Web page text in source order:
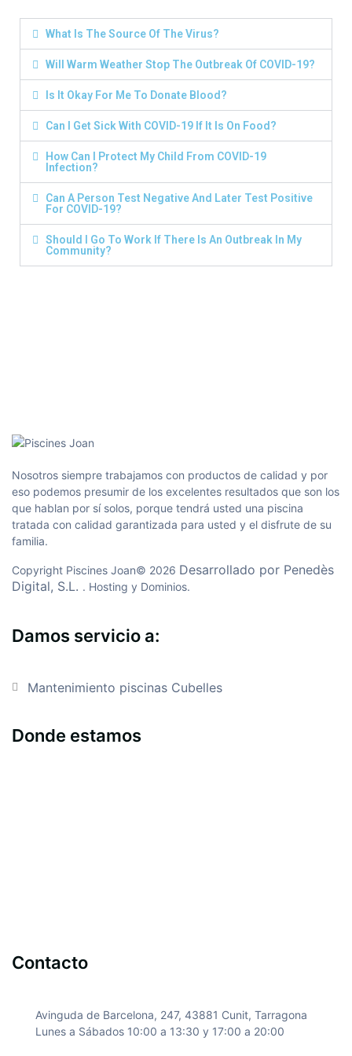
What Is The Source Of The Virus?
Will Warm Weather Stop The Outbreak Of COVID-19?
Is It Okay For Me To Donate Blood?
Can I Get Sick With COVID-19 If It Is On Food?
How Can I Protect My Child From COVID-19
Infection?
Can A Person Test Negative And Later Test Positive
For COVID-19?
Should I Go To Work If There Is An Outbreak In My
Community?
Nosotros siempre trabajamos con productos de calidad y por
eso podemos presumir de los excelentes resultados que son los
que hablan por sí solos, porque tendrá usted una piscina
tratada con calidad garantizada para usted y el disfrute de su
familia.
Copyright Piscines Joan© 2026 Desarrollado por Penedès
Digital, S.L. . Hosting y Dominios.
Damos servicio a:
Mantenimiento piscinas Cubelles
Donde estamos
Contacto
Avinguda de Barcelona, 247, 43881 Cunit, Tarragona
Lunes a Sábados 10:00 a 13:30 y 17:00 a 20:00